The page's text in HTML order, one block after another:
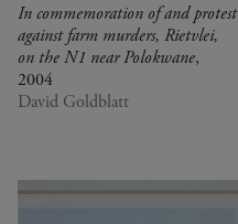
In commemoration of and protest
against farm murders, Rietvlei,
on the N1 near Polokwane,
2004
David Goldblatt